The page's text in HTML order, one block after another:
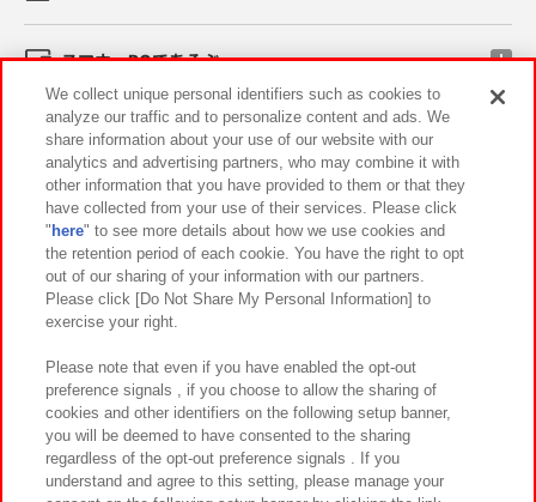
スマホ・PCであそぶ
イベント・キャンペーン
関連会社 サステナビリティ サイトポリシー
プライバシーポリシー ウェブアクセシビリティ方針と検証結果
お取引先さまとともに
カスタマーハラスメント対応方針 よくあるご質問・お問い合わせ
We collect unique personal identifiers such as cookies to
analyze our traffic and to personalize content and ads. We
share information about your use of our website with our
analytics and advertising partners, who may combine it with
other information that you have provided to them or that they
have collected from your use of their services. Please click
" here" to see more details about how we use cookies and
the retention period of each cookie. You have the right to opt
out of our sharing of your information with our partners.
Please click [Do Not Share My Personal Information] to
exercise your right.
Please note that even if you have enabled the opt-out
preference signals , if you choose to allow the sharing of
cookies and other identifiers on the following setup banner,
you will be deemed to have consented to the sharing
regardless of the opt-out preference signals . If you
understand and agree to this setting, please manage your